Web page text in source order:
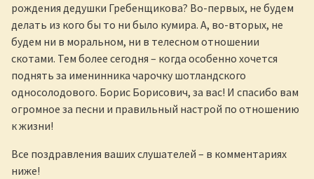
рождения дедушки Гребенщикова? Во-первых, не будем
делать из кого бы то ни было кумира. А, во-вторых, не
будем ни в моральном, ни в телесном отношении
скотами. Тем более сегодня – когда особенно хочется
поднять за именинника чарочку шотландского
односолодового. Борис Борисович, за вас! И спасибо вам
огромное за песни и правильный настрой по отношению
к жизни!
Все поздравления ваших слушателей – в комментариях
ниже!